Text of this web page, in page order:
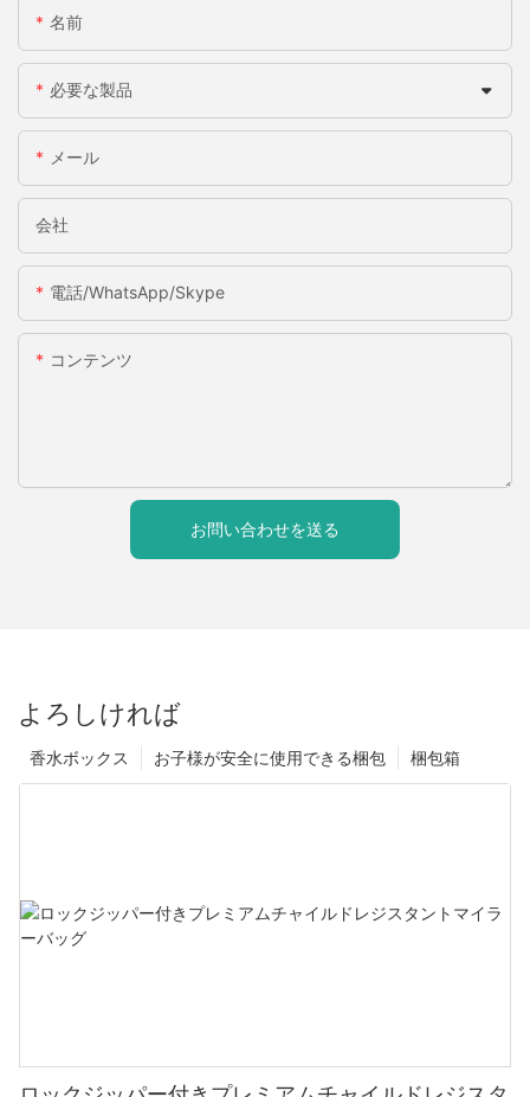
名前
必要な製品
メール
会社
電話/WhatsApp/Skype
コンテンツ
お問い合わせを送る
よろしければ
梱包箱
お子様が安全に使用できる梱包
香水ボックス